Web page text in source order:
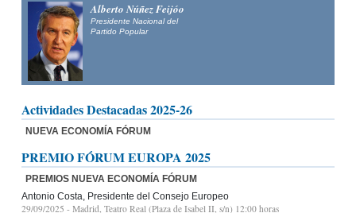
Alberto Núñez Feijóo
Presidente Nacional del
Partido Popular
Actividades Destacadas 2025-26
NUEVA ECONOMÍA FÓRUM
PREMIO FÓRUM EUROPA 2025
PREMIOS NUEVA ECONOMÍA FÓRUM
Antonio Costa, Presidente del Consejo Europeo
29/09/2025 - Madrid, Teatro Real (Plaza de Isabel II, s/n) 12:00 horas